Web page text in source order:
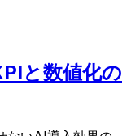
と数値化の